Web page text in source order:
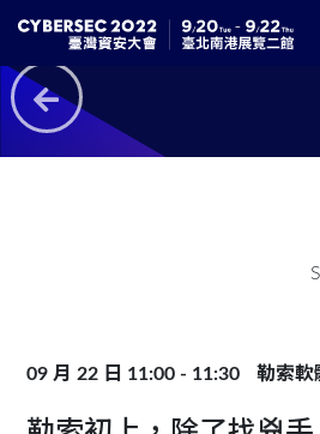
09 月 22 日 11:00 - 11:30 勒索軟